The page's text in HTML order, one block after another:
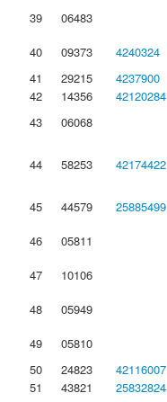
39
06483
40
09373 4240324
41
29215 4237900
42
14356 42120284
43
06068
44 58253 42174422
45 44579 25885499
46
05811
47
10106
48
05949
49
05810
50
24823 42116007
51
43821 25832824